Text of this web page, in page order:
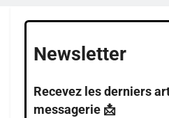
Newsletter
Recevez les derniers
messagerie 📩